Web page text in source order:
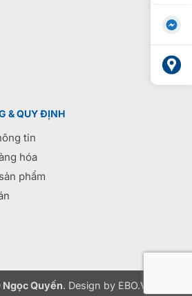
& QUY ĐỊNH
tin
hóa
phẩm
Ngọc Quyến. Design by EBO.VN